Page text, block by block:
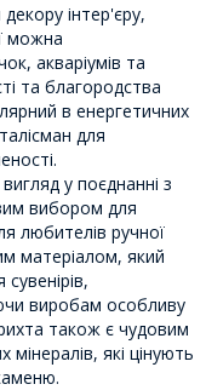
інтер'єру,
можна
акваріумів та
та благородства
в енергетичних
для
у поєднанні з
вибором для
любителів ручної
матеріалом, який
виробам особливу
також є чудовим
які цінують